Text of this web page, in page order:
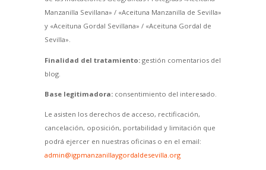
Manzanilla Sevillana» / «Aceituna Manzanilla de Sevilla»
y «Aceituna Gordal Sevillana» / «Aceituna Gordal de
Sevilla».
Finalidad del tratamiento:gestión comentarios del
blog.
Base legitimadora:consentimiento del interesado.
Le asisten los derechos de acceso, rectificación,
cancelación, oposición, portabilidad y limitación que
podrá ejercer en nuestras oficinas o en el email:
admin@igpmanzanillaygordaldesevilla.org